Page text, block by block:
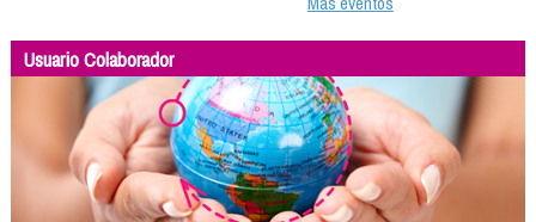
Usuario Colaborador